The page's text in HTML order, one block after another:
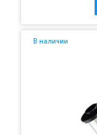
В наличии